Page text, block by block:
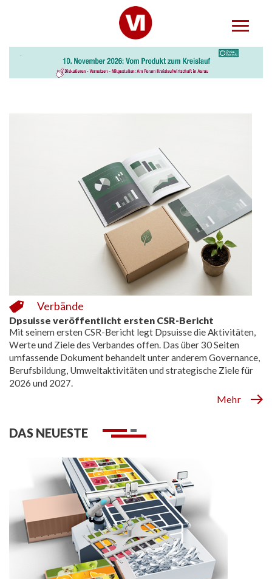
Verbände
Dpsuisse veröffentlicht ersten CSR-Bericht
Mit seinem ersten CSR-Bericht legt Dpsuisse die Aktivitäten,
Werte und Ziele des Verbandes offen. Das über 30 Seiten
umfassende Dokument behandelt unter anderem Governance,
Berufsbildung, Umweltaktivitäten und strategische Ziele für
2026 und 2027.
Mehr
DAS NEUESTE